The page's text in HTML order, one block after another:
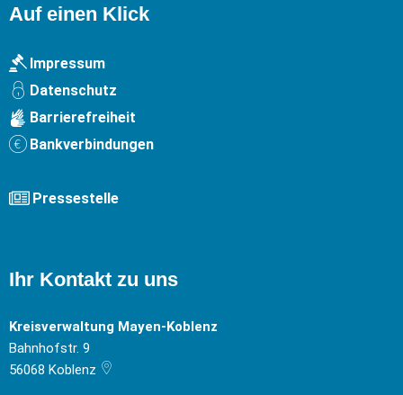
Auf einen Klick
Impressum
Datenschutz
Barrierefreiheit
Bankverbindungen
Pressestelle
Ihr Kontakt zu uns
Kreisverwaltung Mayen-Koblenz
Bahnhofstr. 9
56068 Koblenz